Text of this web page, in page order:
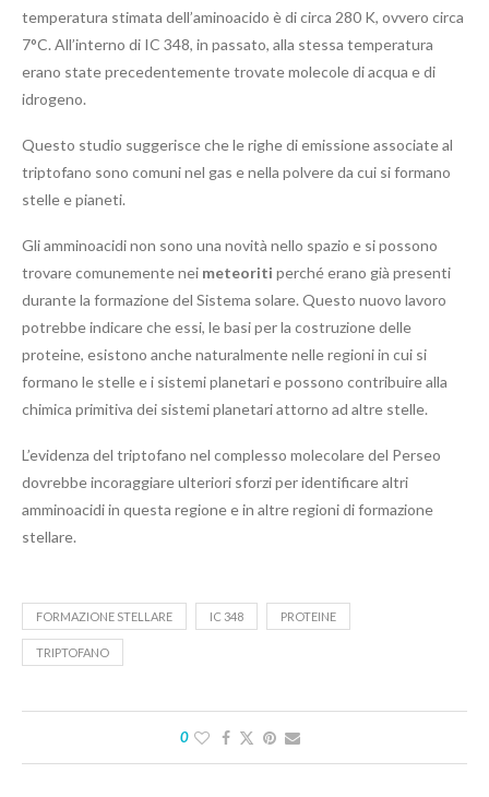
temperatura stimata dell’aminoacido è di circa 280 K, ovvero circa
7°C. All’interno di IC 348, in passato, alla stessa temperatura
erano state precedentemente trovate molecole di acqua e di
idrogeno.
Questo studio suggerisce che le righe di emissione associate al
triptofano sono comuni nel gas e nella polvere da cui si formano
stelle e pianeti.
Gli amminoacidi non sono una novità nello spazio e si possono
trovare comunemente nei meteoriti perché erano già presenti
durante la formazione del Sistema solare. Questo nuovo lavoro
potrebbe indicare che essi, le basi per la costruzione delle
proteine, esistono anche naturalmente nelle regioni in cui si
formano le stelle e i sistemi planetari e possono contribuire alla
chimica primitiva dei sistemi planetari attorno ad altre stelle.
L’evidenza del triptofano nel complesso molecolare del Perseo
dovrebbe incoraggiare ulteriori sforzi per identificare altri
amminoacidi in questa regione e in altre regioni di formazione
stellare.
FORMAZIONE STELLARE IC 348 PROTEINE
TRIPTOFANO
0